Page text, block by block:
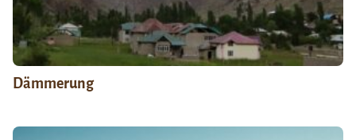
Dämmerung